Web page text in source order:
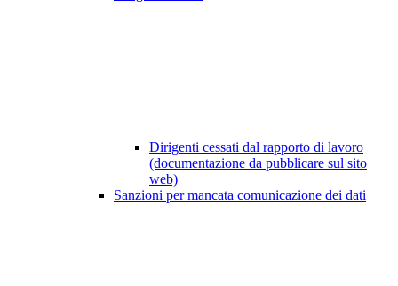
Dirigenti cessati dal rapporto di lavoro
(documentazione da pubblicare sul sito
web)
Sanzioni per mancata comunicazione dei dati